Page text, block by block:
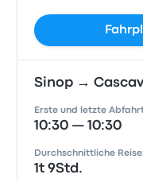
Sinop →
Erste und letzte
10:30 — 10:30
Durchschnittliche
1t 9Std.